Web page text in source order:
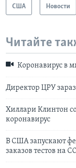
США Новости
Читайте
Коронавирус в
Директор ЦРУ
Хиллари Клинтон
коронавирус
В США запускают
заказов тестов на